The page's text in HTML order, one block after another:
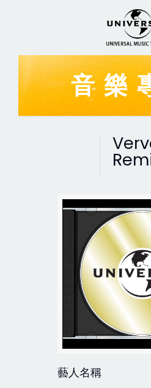
音樂
藝人名稱